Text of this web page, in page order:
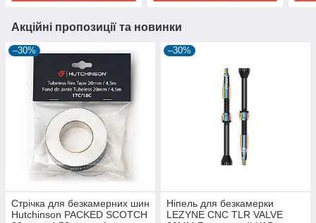
Акційні пропозиції та новинки
–30%
Стрічка для безкамерних шин
Hutchinson PACKED SCOTCH
–30%
Ніпель для безкамерки
LEZYNE CNC TLR VALVE